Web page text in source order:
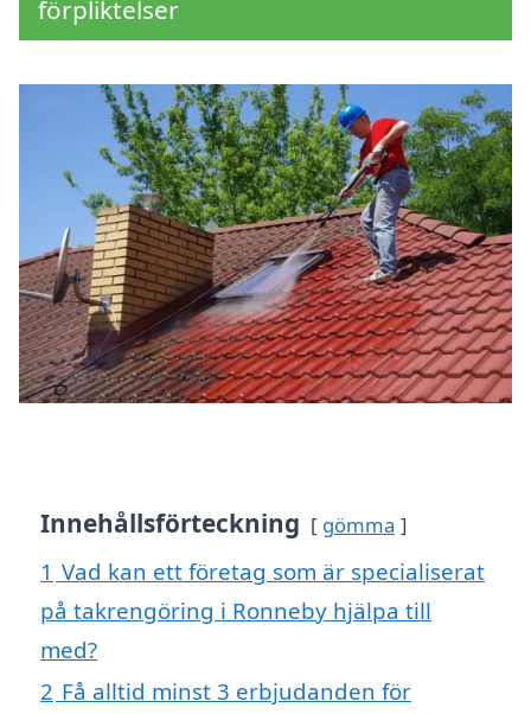
förpliktelser
Innehållsförteckning gömma
1 Vad kan ett företag som är specialiserat
på takrengöring i Ronneby hjälpa till
med?
2 Få alltid minst 3 erbjudanden för